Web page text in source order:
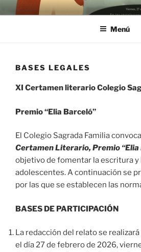
Saltar
al
XI CONCURSO
Menú
BASES LEGALES
XI Certamen literario Colegio
Premio “Elia Barceló”
El Colegio Sagrada Familia
Certamen Literario, Premio “Elia
objetivo de fomentar la escritura y
adolescentes. A continuación se
por las que se establecen las
BASES DE PARTICIPACIÓN
La redacción del relato se
el día 27 de febrero de 2026,